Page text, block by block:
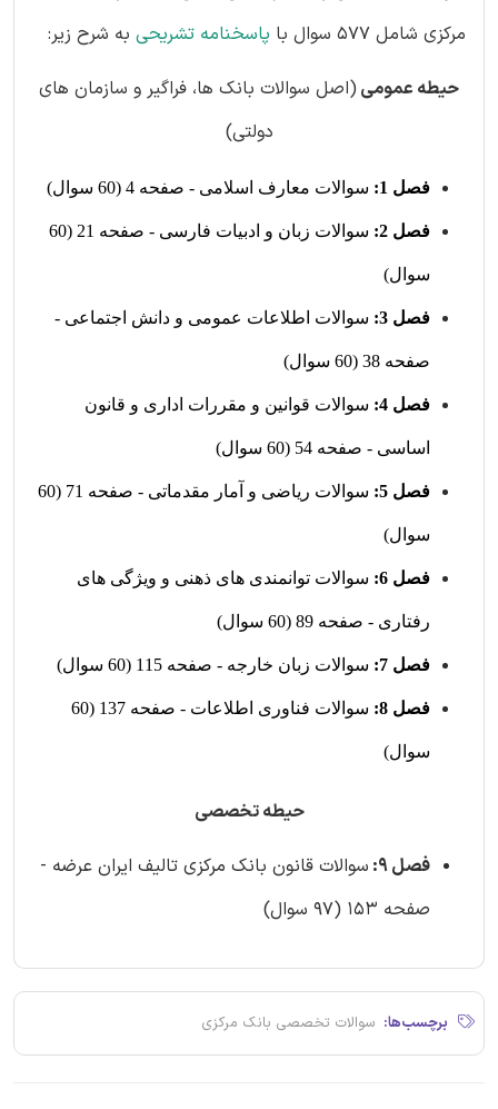
مرکزی شامل 577 سوال با
پاسخنامه تشریحی به شرح زیر:
حیطه عمومی(اصل سوالات بانک ها، فراگیر و سازمان های
دولتی)
فصل 1: سوالات معارف اسلامی - صفحه 4 (60 سوال)
فصل 2: سوالات زبان و ادبیات فارسی - صفحه 21 (60
سوال)
فصل 3: سوالات اطلاعات عمومی و دانش اجتماعی -
صفحه 38 (60 سوال)
فصل 4: سوالات قوانین و مقررات اداری و قانون
اساسی - صفحه 54 (60 سوال)
فصل 5: سوالات ریاضی و آمار مقدماتی - صفحه 71 (60
سوال)
فصل 6: سوالات توانمندی های ذهنی و ویژگی های
رفتاری - صفحه 89 (60 سوال)
فصل 7: سوالات زبان خارجه - صفحه 115 (60 سوال)
فصل 8: سوالات فناوری اطلاعات - صفحه 137 (60
سوال)
حیطه تخصصی
فصل 9:
سوالات قانون بانک مرکزی تالیف ایران عرضه -
صفحه 153 (97 سوال)
برچسب‌ها: سوالات تخصصی بانک مرکزی